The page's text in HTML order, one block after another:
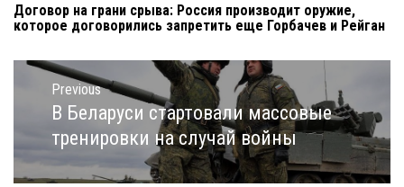
Договор на грани срыва: Россия производит оружие,
которое договорились запретить еще Горбачев и Рейган
Навигация
записям
Previous
Previous
post:
В Беларуси стартовали массовые
тренировки на случай войны